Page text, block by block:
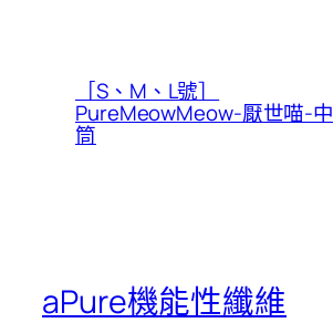
［S、M、L號］
PureMeowMeow-厭世喵-中
筒
aPure機能性纖維